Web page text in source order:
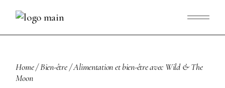
content
Home Bien-être Alimentation et bien-être avec Wild & The
Moon